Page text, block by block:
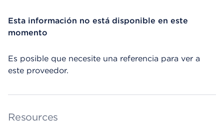
Esta información no está disponible en este
momento
Es posible que necesite una referencia para ver a
este proveedor.
Resources